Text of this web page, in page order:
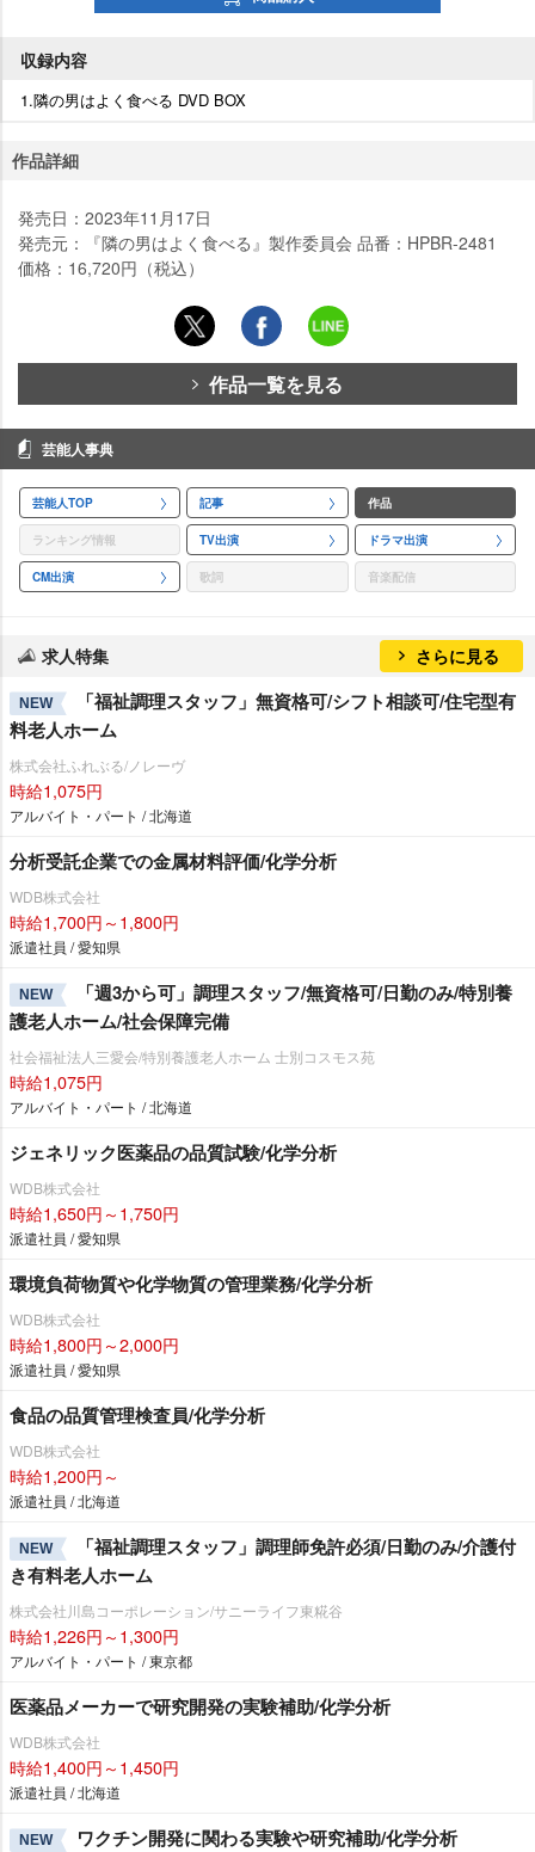
収録内容
1.隣の男はよく食べる DVD BOX
作品詳細
発売日：2023年11月17日
発売元：『隣の男はよく食べる』製作委員会 品番：HPBR-2481
価格：16,720円（税込）
作品一覧を見る
芸能人事典
芸能人TOP 記事 作品
ランキング情報 TV出演 ドラマ出演
CM出演 歌詞 音楽配信
求人特集 さらに見る
NEW
「福祉調理スタッフ」無資格可/シフト相談可/住宅型有
料老人ホーム
株式会社ふれぶる/ノレーヴ
時給1,075円
アルバイト・パート / 北海道
分析受託企業での金属材料評価/化学分析
WDB株式会社
時給1,700円～1,800円
派遣社員 / 愛知県
NEW
「週3から可」調理スタッフ/無資格可/日勤のみ/特別養
護老人ホーム/社会保障完備
社会福祉法人三愛会/特別養護老人ホーム 士別コスモス苑
時給1,075円
アルバイト・パート / 北海道
ジェネリック医薬品の品質試験/化学分析
WDB株式会社
時給1,650円～1,750円
派遣社員 / 愛知県
環境負荷物質や化学物質の管理業務/化学分析
WDB株式会社
時給1,800円～2,000円
派遣社員 / 愛知県
食品の品質管理検査員/化学分析
WDB株式会社
時給1,200円～
派遣社員 / 北海道
NEW
「福祉調理スタッフ」調理師免許必須/日勤のみ/介護付
き有料老人ホーム
株式会社川島コーポレーション/サニーライフ東糀谷
時給1,226円～1,300円
アルバイト・パート / 東京都
医薬品メーカーで研究開発の実験補助/化学分析
WDB株式会社
時給1,400円～1,450円
派遣社員 / 北海道
NEW ワクチン開発に関わる実験や研究補助/化学分析